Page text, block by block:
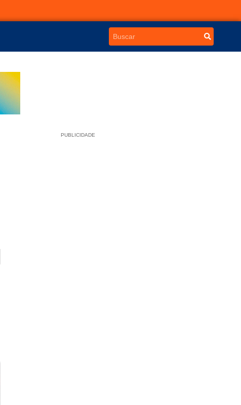
PUBLICIDADE